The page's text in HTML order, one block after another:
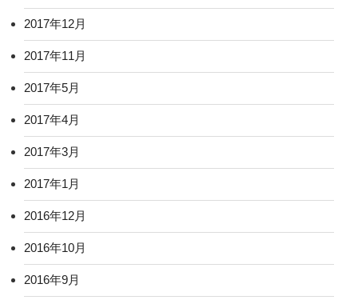
2017年12月
2017年11月
2017年5月
2017年4月
2017年3月
2017年1月
2016年12月
2016年10月
2016年9月